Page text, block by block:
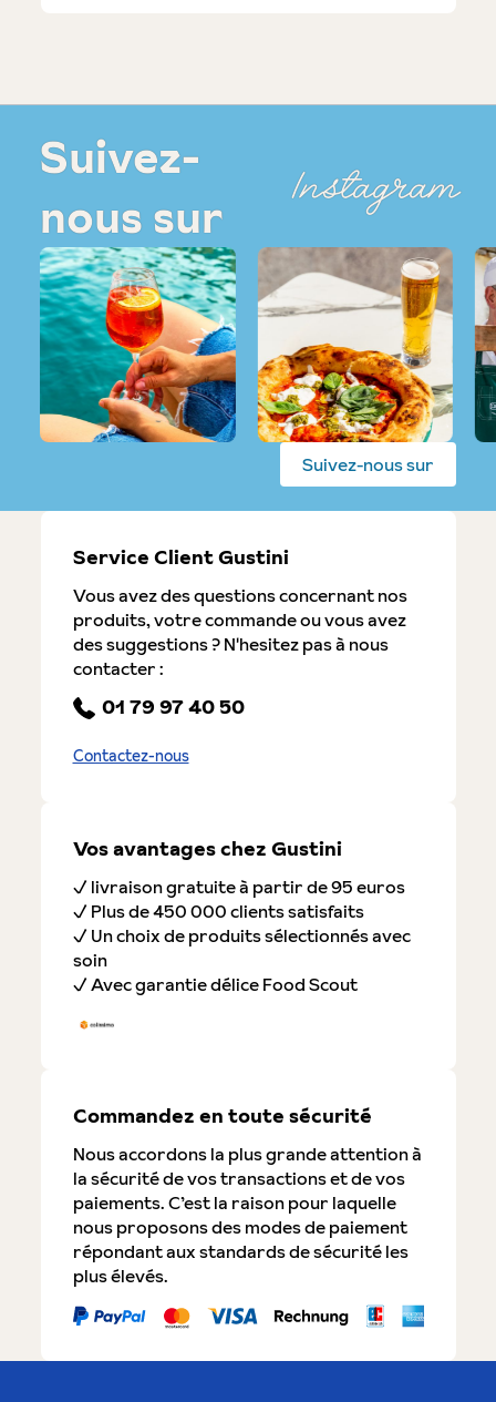
Suivez-
nous sur
Instagram
Suivez-nous sur
Service Client Gustini
Vous avez des questions concernant nos
produits, votre commande ou vous avez
des suggestions ? N'hesitez pas à nous
contacter :
01 79 97 40 50
Contactez-nous
Vos avantages chez Gustini
✓ livraison gratuite à partir de 95 euros
✓ Plus de 450 000 clients satisfaits
✓ Un choix de produits sélectionnés avec
soin
✓ Avec garantie délice Food Scout
Commandez en toute sécurité
Nous accordons la plus grande attention à
la sécurité de vos transactions et de vos
paiements. C’est la raison pour laquelle
nous proposons des modes de paiement
répondant aux standards de sécurité les
plus élevés.